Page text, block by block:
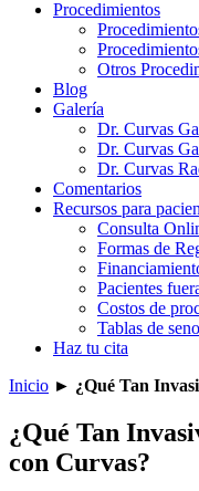
Procedimientos
Otros
Blog
Galería
Dr. Curvas
Dr. Curvas
Dr. Curvas
Comentarios
Recursos para
Consulta
Formas de
Pacientes
Costos de
Tablas de
Haz tu cita
Inicio ► ¿Qué Tan
¿Qué Tan
con Curvas?